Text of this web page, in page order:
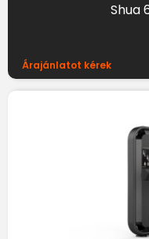
Shua
Árajánlatot kérek